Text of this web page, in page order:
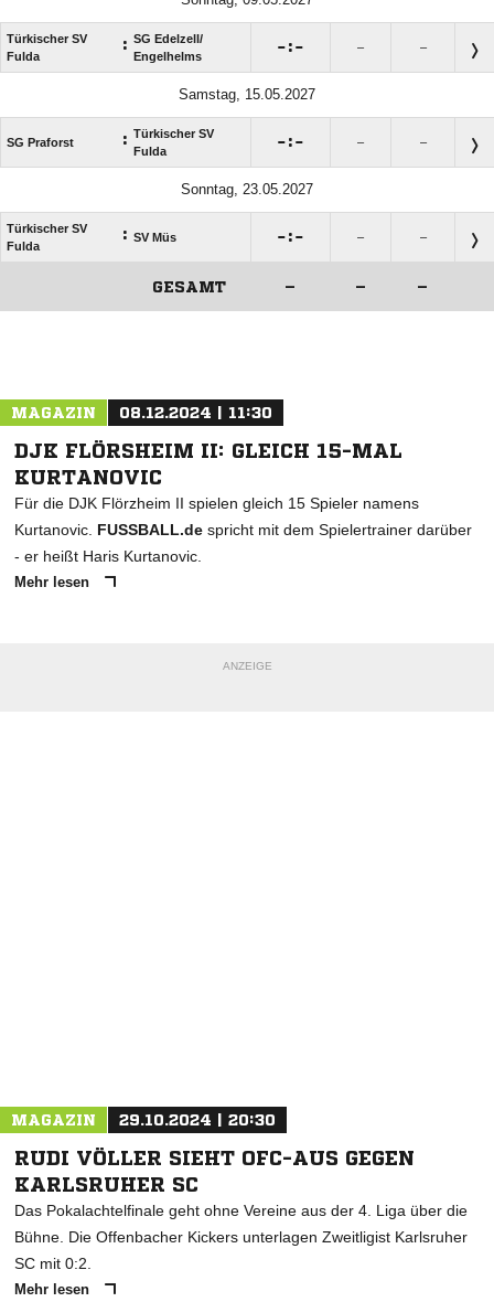
Türkischer SV
Fulda
: SG Edelzell/​
Engelhelms
: – –
Samstag, 15.05.2027
SG Praforst : Türkischer SV
Fulda
: – –
Sonntag, 23.05.2027
Türkischer SV
Fulda
: SV Müs : – –
GESAMT – – –
MAGAZIN 08.12.2024 | 11:30
DJK FLÖRSHEIM II: GLEICH 15-MAL
KURTANOVIC
Für die DJK Flörzheim II spielen gleich 15 Spieler namens
Kurtanovic. FUSSBALL.de spricht mit dem Spielertrainer darüber
- er heißt Haris Kurtanovic.
Mehr lesen
ANZEIGE
MAGAZIN 29.10.2024 | 20:30
RUDI VÖLLER SIEHT OFC-AUS GEGEN
KARLSRUHER SC
Das Pokalachtelfinale geht ohne Vereine aus der 4. Liga über die
Bühne. Die Offenbacher Kickers unterlagen Zweitligist Karlsruher
SC mit 0:2.
Mehr lesen